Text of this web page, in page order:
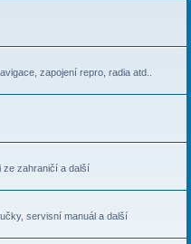
zapojení repro, radia atd..
ze zahraničí a další
servisní manuál a další